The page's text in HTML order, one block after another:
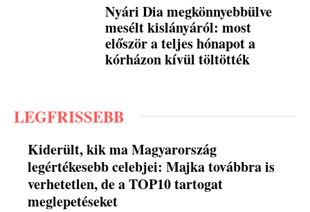
Nyári Dia megkönnyebbülve
mesélt kislányáról: most
először a teljes hónapot a
kórházon kívül töltötték
LEGFRISSEBB
Kiderült, kik ma Magyarország
legértékesebb celebjei: Majka továbbra is
verhetetlen, de a TOP10 tartogat
meglepetéseket